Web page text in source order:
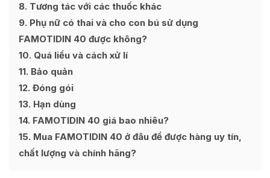
8 Tương tác với các thuốc khác
9 Phụ nữ có thai và cho con bú sử dụng
FAMOTIDIN 40 được không?
10 Quá liều và cách xử lí
11 Bảo quản
12 Đóng gói
13 Hạn dùng
14 FAMOTIDIN 40 giá bao nhiêu?
15 Mua FAMOTIDIN 40 ở đâu để được hàng uy tín,
chất lượng và chính hãng?